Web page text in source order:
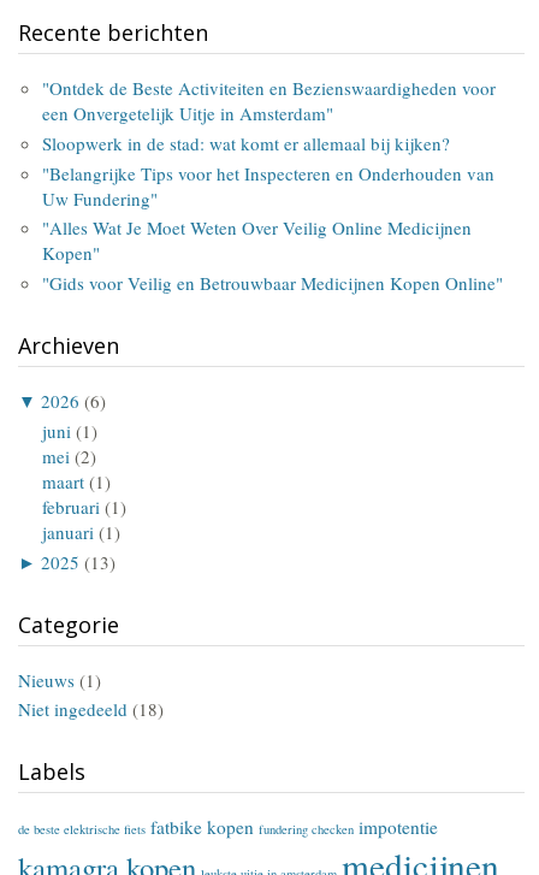
Recente berichten
"Ontdek de Beste Activiteiten en Bezienswaardigheden voor
een Onvergetelijk Uitje in Amsterdam"
Sloopwerk in de stad: wat komt er allemaal bij kijken?
"Belangrijke Tips voor het Inspecteren en Onderhouden van
Uw Fundering"
"Alles Wat Je Moet Weten Over Veilig Online Medicijnen
Kopen"
"Gids voor Veilig en Betrouwbaar Medicijnen Kopen Online"
Archieven
▼ 2026 (6)
juni (1)
mei (2)
maart (1)
februari (1)
januari (1)
► 2025 (13)
Categorie
Nieuws (1)
Niet ingedeeld (18)
Labels
de beste elektrische fiets fatbike kopen fundering checken impotentie
medicijnen